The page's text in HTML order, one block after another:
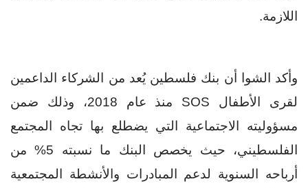
اللازمة.
وأكد الشوا أن بنك فلسطين يُعد من الشركاء الداعمين
لقرى الأطفال SOS
منذ عام 2018، وذلك ضمن
مسؤوليته الاجتماعية التي يضطلع بها تجاه المجتمع
الفلسطيني، حيث يخصص البنك ما نسبته 5% من
أرباحه السنوية لدعم المبادرات والأنشطة المجتمعية